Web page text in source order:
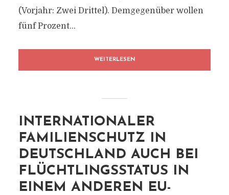
(Vorjahr: Zwei Drittel). Demgegenüber wollen
fünf Prozent...
WEITERLESEN
INTERNATIONALER
FAMILIENSCHUTZ IN
DEUTSCHLAND AUCH BEI
FLÜCHTLINGSSTATUS IN
EINEM ANDEREN EU-